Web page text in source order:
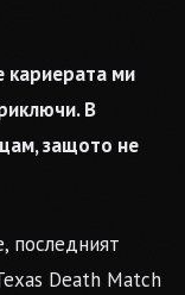
кариерата ми
В
защото не
последният
Death Match